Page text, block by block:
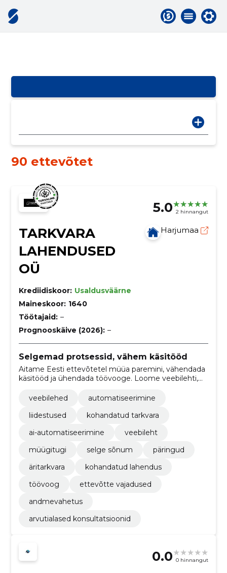
90 ettevõtet
5.0 2 hinnangut
TARKVARA
LAHENDUSED
OÜ
Harjumaa
Krediidiskoor: Usaldusväärne
Maineskoor: 1640
Töötajaid: –
Prognooskäive (2026): –
Selgemad protsessid, vähem käsitööd
Aitame Eesti ettevõtetel müüa paremini, vähendada
käsitööd ja ühendada töövooge. Loome veebilehti,
veebilehed
automatiseerimine
liidestused
kohandatud tarkvara
ai-automatiseerimine
veebileht
müügitugi
selge sõnum
päringud
äritarkvara
kohandatud lahendus
töövoog
ettevõtte vajadused
andmevahetus
arvutialased konsultatsioonid
0.0 0 hinnangut